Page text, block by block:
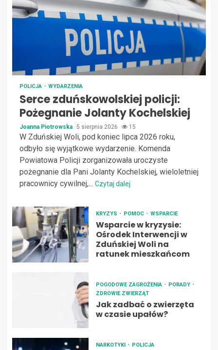
POLICJA WYDARZENIA
Serce zduńskowolskiej policji:
Pożegnanie Jolanty Kochelskiej
Joanna Piotrowska 5 sierpnia 2026 15
W Zduńskiej Woli, pod koniec lipca 2026 roku,
odbyło się wyjątkowe wydarzenie. Komenda
Powiatowa Policji zorganizowała uroczyste
pożegnanie dla Pani Jolanty Kochelskiej, wieloletniej
pracownicy cywilnej,... Czytaj dalej
KRYZYS POMOC WSPARCIE
Wsparcie w kryzysie:
Ośrodek Interwencji w
Zduńskiej Woli na
ratunek mieszkańcom
POGODOWE ZAGROŻENIA
PORADY
ZDROWIE ZWIERZĄT
Jak zadbać o zwierzęta
w czasie upałów?
NARKOTYKI POLICJA